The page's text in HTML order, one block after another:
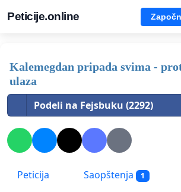
Peticije.online
Kalemegdan pripada svima -
ulaza
Podeli na Fejsbuku (2292)
Peticija Saopštenja 1